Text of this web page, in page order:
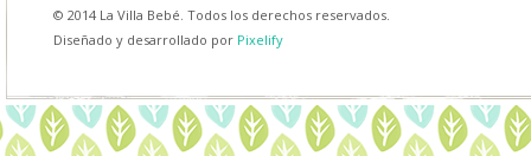
© 2014 La Villa Bebé. Todos los derechos reservados.
Diseñado y desarrollado por Pixelify